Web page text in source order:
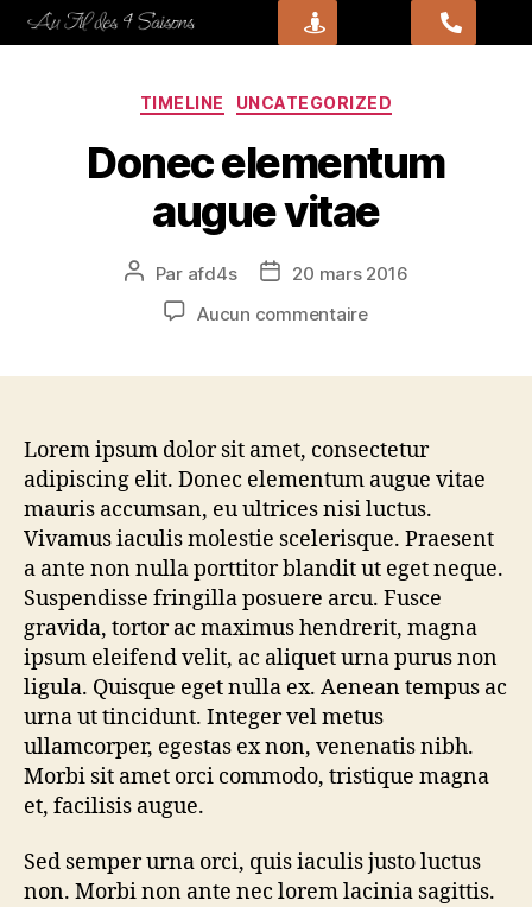
TIMELINE UNCATEGORIZED
Donec elementum
augue vitae
Par afd4s
20 mars 2016
Aucun commentaire
Lorem ipsum dolor sit amet, consectetur
adipiscing elit. Donec elementum augue vitae
mauris accumsan, eu ultrices nisi luctus.
Vivamus iaculis molestie scelerisque. Praesent
a ante non nulla porttitor blandit ut eget neque.
Suspendisse fringilla posuere arcu. Fusce
gravida, tortor ac maximus hendrerit, magna
ipsum eleifend velit, ac aliquet urna purus non
ligula. Quisque eget nulla ex. Aenean tempus ac
urna ut tincidunt. Integer vel metus
ullamcorper, egestas ex non, venenatis nibh.
Morbi sit amet orci commodo, tristique magna
et, facilisis augue.
Sed semper urna orci, quis iaculis justo luctus
non. Morbi non ante nec lorem lacinia sagittis.